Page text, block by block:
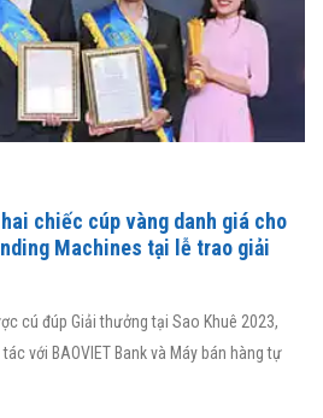
chiếc cúp vàng danh giá cho
Machines tại lễ trao giải
cú đúp Giải thưởng tại Sao Khuê 2023,
với BAOVIET Bank và Máy bán hàng tự